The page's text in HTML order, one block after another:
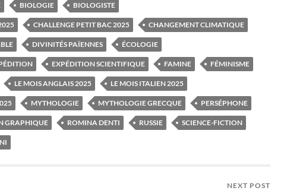
BIOLOGIE BIOLOGISTE
CHALLENGE PETIT BAC 2025 CHANGEMENT CLIMATIQUE
DIVINITÉS PAÏENNES ÉCOLOGIE
EXPÉDITION SCIENTIFIQUE FAMINE FÉMINISME
LE MOIS ANGLAIS 2025 LE MOIS ITALIEN 2025
MYTHOLOGIE MYTHOLOGIE GRECQUE PERSÉPHONE
GRAPHIQUE ROMINA DENTI RUSSIE SCIENCE-FICTION
NEXT POST